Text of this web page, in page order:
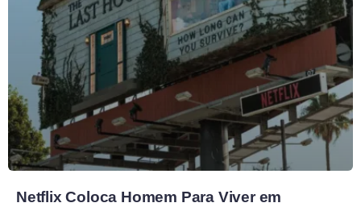
Netflix Coloca Homem Para Viver em